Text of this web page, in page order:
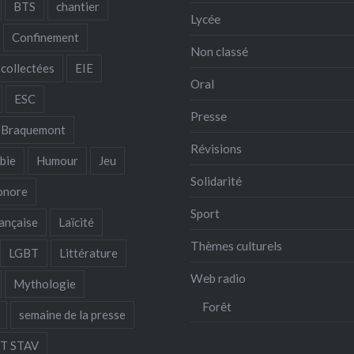
BTS chantier
Confinement
EIE
ESC
Humour Jeu
Laïcité
LGBT Littérature
Mythologie
semaine de la presse
T STAV
Lycée
Non classé
Oral
Presse
Révisions
Solidarité
Sport
Thèmes culturels
Web radio
Forêt